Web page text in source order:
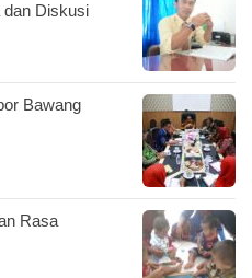
dan Diskusi
Bawang
Rasa